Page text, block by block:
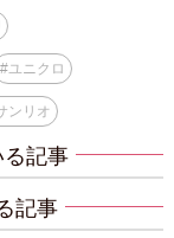
#ユニクロ
ンリオ
る記事
記事